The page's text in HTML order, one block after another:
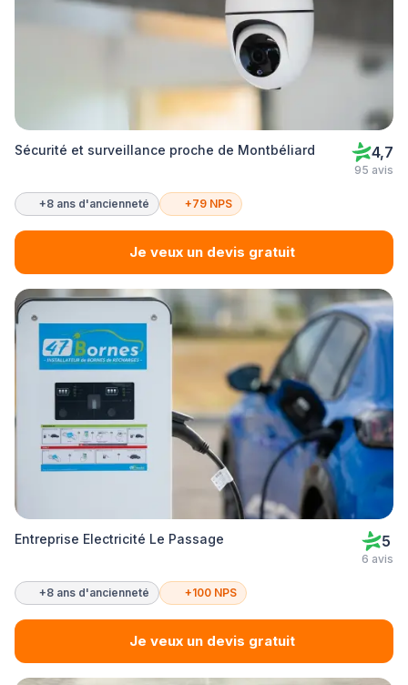
Sécurité et surveillance proche de Montbéliard 4,7
95 avis
+8 ans d'ancienneté +79 NPS
Je veux un devis gratuit
Entreprise Electricité Le Passage 5
6 avis
+8 ans d'ancienneté +100 NPS
Je veux un devis gratuit